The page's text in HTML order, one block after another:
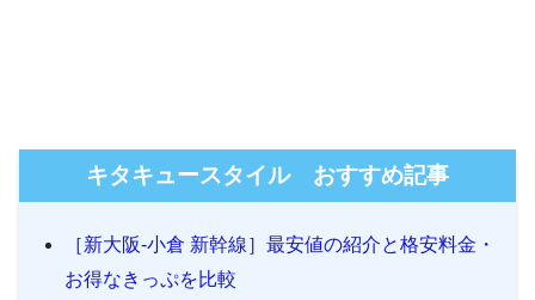
キタキュースタイル おすすめ記事
［新大阪-小倉 新幹線］最安値の紹介と格安料金・
お得なきっぷを比較